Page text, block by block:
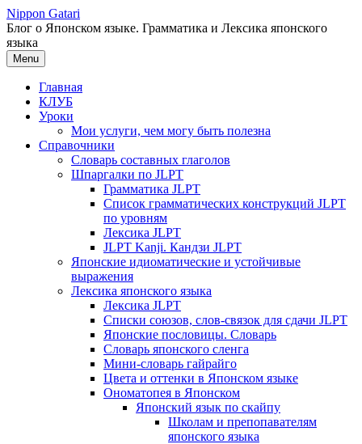
Перейти
к
содержимому
Nippon Gatari
Блог о Японском языке. Грамматика и Лексика японского
языка
Menu
Главная
КЛУБ
Уроки
Мои услуги, чем могу быть полезна
Справочники
Словарь составных глаголов
Шпаргалки по JLPT
Грамматика JLPT
Список грамматических конструкций JLPT
по уровням
Лексика JLPT
JLPT Kanji. Кандзи JLPT
Японские идиоматические и устойчивые
выражения
Лексика японского языка
Лексика JLPT
Списки союзов, слов-связок для сдачи JLPT
Японские пословицы. Словарь
Словарь японского сленга
Мини-словарь гайрайго
Цвета и оттенки в Японском языке
Ономатопея в Японском
Японский язык по скайпу
Школам и препопавателям
японского языка